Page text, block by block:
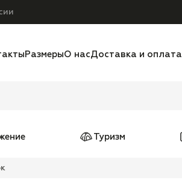
РазмерыО насДоставка и оплата
Туризм